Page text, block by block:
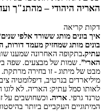
האריה היהודי – מהתנ"ך
דקות קריאה
איך בונים מותג ששורד אלפי
בונים מותג שמחזיק מעמד
עתיק.בתקופה האחרונה שמענו
הארי”. שמות של מבצעים. שפה
מבט של מיתוג - זו בחירה מרתקת.
מיליארדים בנרטיב, דיפלומטיה
לאותו סמל עתיק: האריה. לא לוגו
טרנד גרפי. אריה. וכשחושבים על
המיתוגיים העקביים ביותר